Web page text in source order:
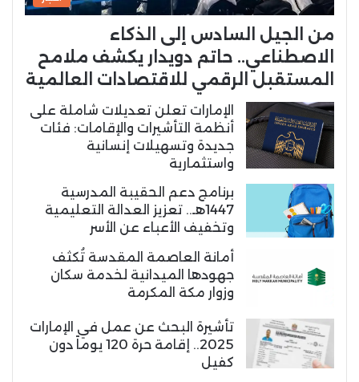
من الجيل السادس إلى الذكاء
الاصطناعي.. حاتم دويدار يكشف ملامح
المستقبل الرقمي للاقتصادات العالمية
الإمارات تعلن تعديلات شاملة على
أنظمة التأشيرات والإقامات: فئات
جديدة وتسهيلات إنسانية
واستثمارية
برنامج دعم الحقيبة المدرسية
1447هـ.. تعزيز العدالة التعليمية
وتخفيف الأعباء عن الأسر
أمانة العاصمة المقدسة تُكثف
جهودها الميدانية لخدمة سكان
وزوار مكة المكرمة
تأشيرة البحث عن عمل في الإمارات
2025.. إقامة حرة 120 يوماً دون
كفيل